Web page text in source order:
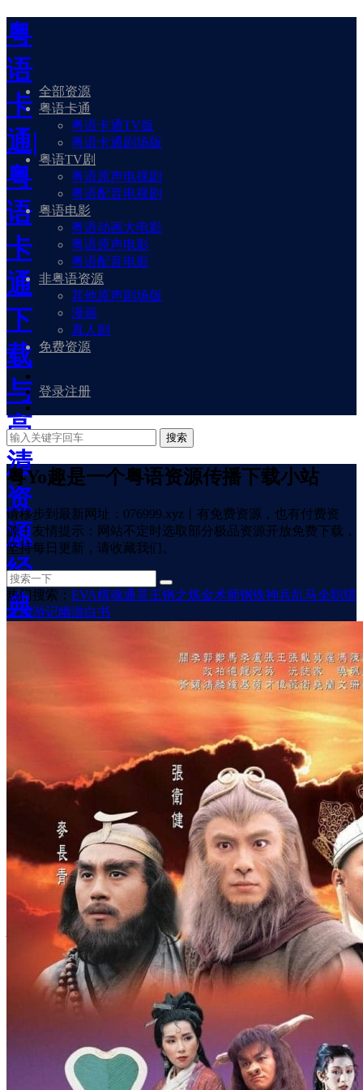
粤
语
卡
通|
粤
语
卡
通
下
载
与
高
清
资
源
经
典
语
卡
剧
集、
角
色
与
观
全部资源
粤语卡通
粤语卡通TV版
粤语卡通剧场版
粤语TV剧
粤语原声电视剧
粤语配音电视剧
粤语电影
粤语动画大电影
粤语原声电影
粤语配音电影
非粤语资源
其他原声剧场版
漫画
真人剧
免费资源
登录注册
搜索
粤Yo趣是一个粤语资源传播下载小站
请移步到最新网址：076999.xyz丨有免费资源，也有付费资
源！友情提示：网站不定时选取部分极品资源开放免费下载，
坚持每日更新，请收藏我们。
热门搜索： EVA棋魂通灵王钢之炼金术师钢铁神兵乱马全职猎
人西游记幽游白书